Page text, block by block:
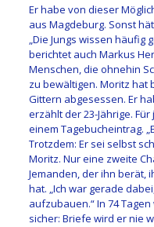
Er habe von dieser
aus Magdeburg. Sonst
„Die Jungs wissen häufig
berichtet auch Markus
Menschen, die ohnehin
zu bewältigen. Moritz hat
Gittern abgesessen. Er
erzählt der 23-Jährige.
einem Tagebucheintrag.
Trotzdem: Er sei selbst
Moritz. Nur eine zweite
Jemanden, der ihn berät,
hat. „Ich war gerade
aufzubauen.“ In 74
sicher: Briefe wird er nie